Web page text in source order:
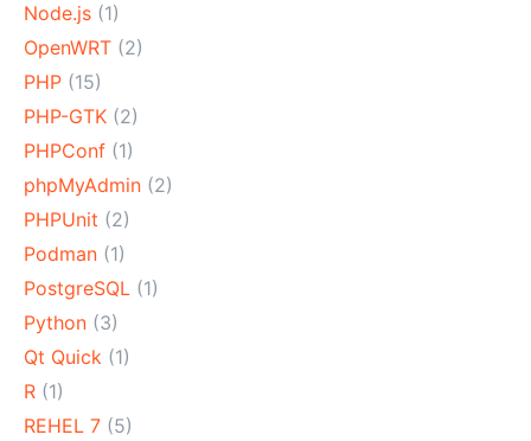
Node.js (1)
OpenWRT (2)
PHP (15)
PHP-GTK (2)
PHPConf (1)
phpMyAdmin (2)
PHPUnit (2)
Podman (1)
PostgreSQL (1)
Python (3)
Qt Quick (1)
R (1)
REHEL 7 (5)